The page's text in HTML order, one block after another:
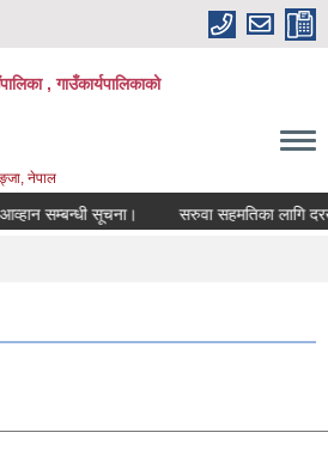
, गाउँकार्यपालिकाको
नेपाल
सम्बन्धी सूचना। सरुवा सहमतिका लागि